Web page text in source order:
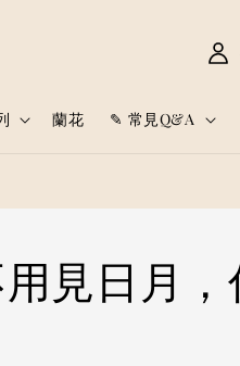
蘭花 ✎ 常見Q&A
見日月，